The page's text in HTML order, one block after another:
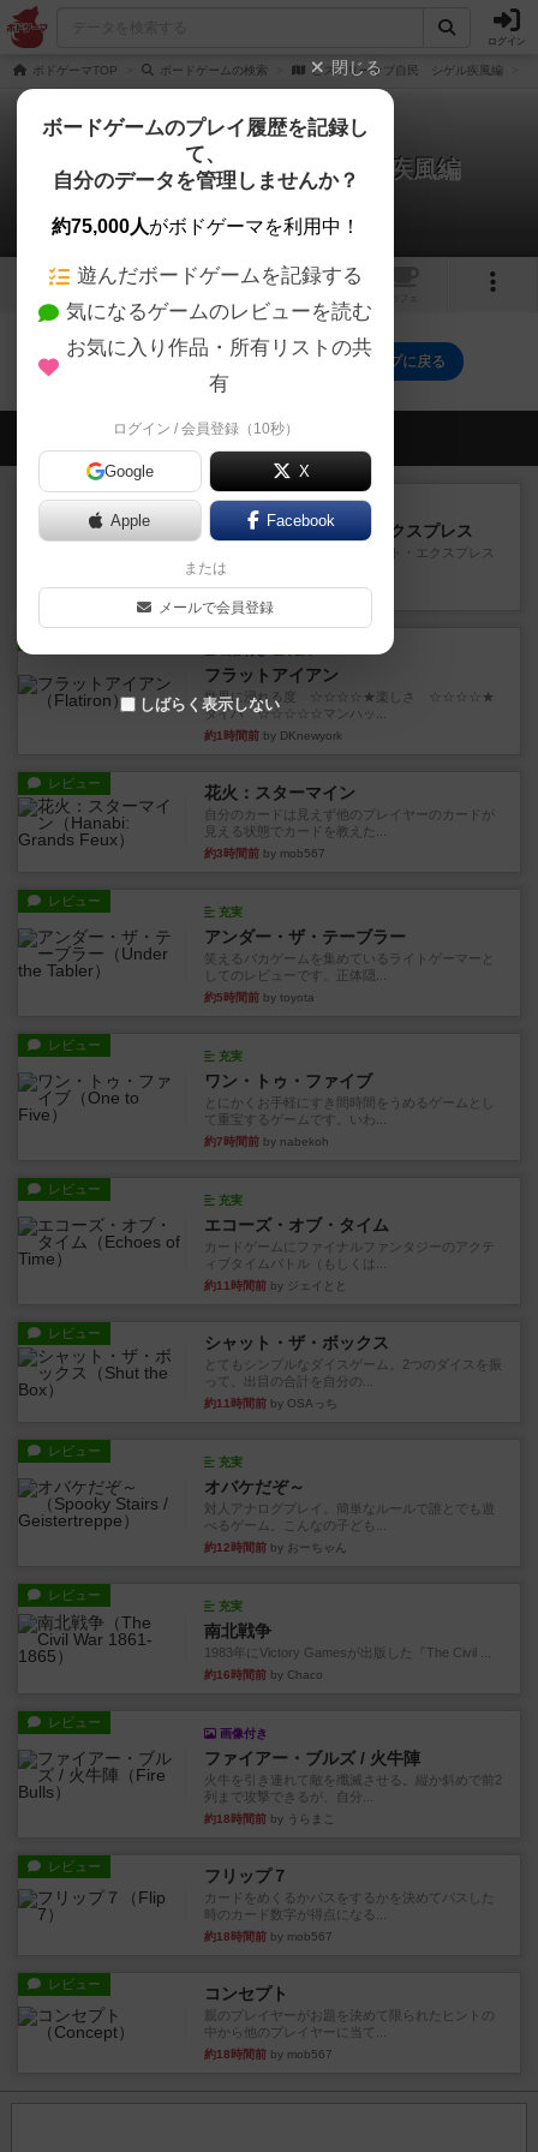
ログイン
ボドゲーマTOP ボードゲームの検索 ヒストリーオブ自民 シゲル疾風編
ヒストリーオブ自民 シゲル疾風編
0件のルール/インスト
1 2
ヒストリーオブ自民 シゲル疾風編のトップに戻る
会員の新しい投稿
ルール/インスト
トランスオリエント・エクスプレス
乗客の皆様、トランスオリエント・エクスプレス
にご乗車ありがとうございま...
4分前by jurong
フラットアイアン
世界に浸れる度 ☆☆☆☆★楽しさ ☆☆☆☆★
タイパ ☆☆☆☆☆マンハッ...
約1時間前 by DKnewyork
レビュー 花火：スターマイン
自分のカードは見えず他のプレイヤーのカードが
見える状態でカードを教えた...
約3時間前 by mob567
レビュー
充実
アンダー・ザ・テーブラー
笑えるバカゲームを集めているライトゲーマーと
してのレビューです。正体隠...
約5時間前 by toyota
レビュー
充実
ワン・トゥ・ファイブ
とにかくお手軽にすき間時間をうめるゲームとし
て重宝するゲームです。いわ...
約7時間前 by nabekoh
レビュー
充実
エコーズ・オブ・タイム
カードゲームにファイナルファンタジーのアクテ
ィブタイムバトル（もしくは...
約11時間前 by ジェイとと
レビュー シャット・ザ・ボックス
とてもシンプルなダイスゲーム。2つのダイスを振
って、出目の合計を自分の...
約11時間前 by OSAっち
レビュー
充実
オバケだぞ～
対人アナログプレイ。簡単なルールで誰とでも遊
べるゲーム。こんなの子ども...
約12時間前 by おーちゃん
レビュー
充実
南北戦争
1983年にVictory Gamesが出版した『The Civil ...
約16時間前 by Chaco
レビュー
画像付き
ファイアー・ブルズ / 火牛陣
火牛を引き連れて敵を殲滅させる。縦か斜めで前2
列まで攻撃できるが、自分...
約18時間前 by うらまこ
レビュー フリップ７
カードをめくるかパスをするかを決めてパスした
時のカード数字が得点になる...
約18時間前 by mob567
レビュー コンセプト
親のプレイヤーがお題を決めて限られたヒントの
中から他のプレイヤーに当て...
約18時間前 by mob567
閉じる
ボードゲームのプレイ履歴を記録し
て、
自分のデータを管理しませんか？
約75,000人がボドゲーマを利用中！
遊んだボードゲームを記録する
気になるゲームのレビューを読む
お気に入り作品・所有リストの共
有
ログイン / 会員登録（10秒）
Google X
Apple Facebook
または
メールで会員登録
しばらく表示しない